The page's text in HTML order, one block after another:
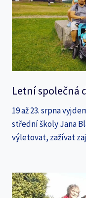
Letní společná
19 až 23. srpna
střední školy Jana
výletovat, zažívat